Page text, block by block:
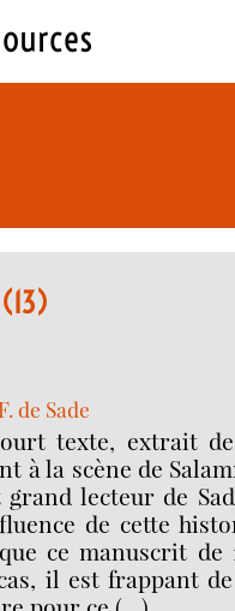
de Sade
texte, extrait
à la scène de
grand lecteur de
de cette
ce manuscrit de
il est frappant